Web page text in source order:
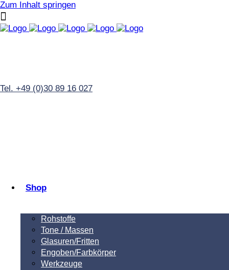
Zum Inhalt springen
Tel. +49 (0)30 89 16 027
Shop
Rohstoffe
Tone / Massen
Glasuren/Fritten
Engoben/Farbkörper
Werkzeuge